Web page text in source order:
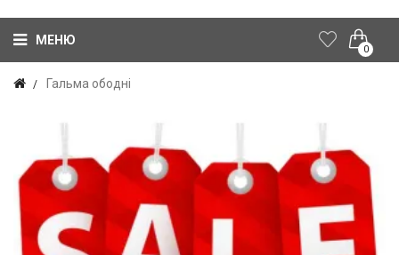
0
МЕНЮ
Гальма ободні